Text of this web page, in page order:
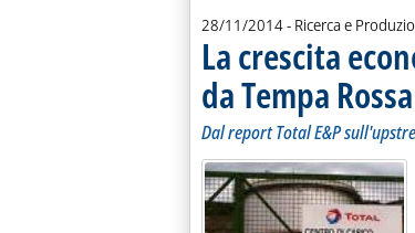
28/11/2014- Ricerca e
La crescita
da Tempa Rossa
Dal report Total E&P